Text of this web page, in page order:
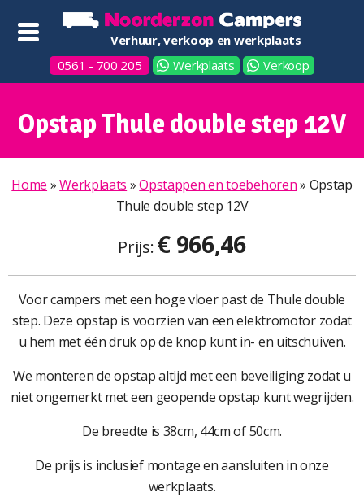
Verhuur, verkoop en werkplaats
0561 - 700 205
Werkplaats Verkoop
Opstap Thule double step 12V
Home »Werkplaats »Opstappen en toebehoren» Opstap
Thule double step 12V
Prijs: € 966,46
Voor campers met een hoge vloer past de Thule double
step. Deze opstap is voorzien van een elektromotor zodat
u hem met één druk op de knop kunt in- en uitschuiven.
We monteren de opstap altijd met een beveiliging zodat u
niet ongemerkt met een geopende opstap kunt wegrijden.
De breedte is 38cm, 44cm of 50cm.
De prijs is inclusief montage en aansluiten in onze
werkplaats.